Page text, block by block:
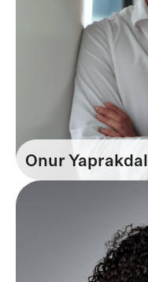
Onur Yaprakdal
Recruiter